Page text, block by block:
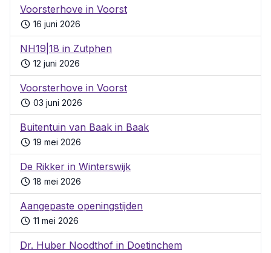
Voorsterhove in Voorst
16 juni 2026
NH19|18 in Zutphen
12 juni 2026
Voorsterhove in Voorst
03 juni 2026
Buitentuin van Baak in Baak
19 mei 2026
De Rikker in Winterswijk
18 mei 2026
Aangepaste openingstijden
11 mei 2026
Dr. Huber Noodthof in Doetinchem